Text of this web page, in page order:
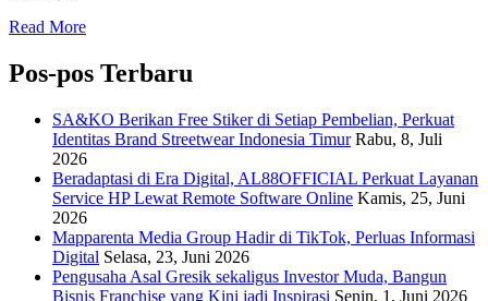
Read More
Pos-pos Terbaru
SA&KO Berikan Free Stiker di Setiap Pembelian, Perkuat
Identitas Brand Streetwear Indonesia Timur Rabu, 8, Juli
2026
Beradaptasi di Era Digital, AL88OFFICIAL Perkuat Layanan
Service HP Lewat Remote Software Online Kamis, 25, Juni
2026
Mapparenta Media Group Hadir di TikTok, Perluas Informasi
Digital Selasa, 23, Juni 2026
Pengusaha Asal Gresik sekaligus Investor Muda, Bangun
Bisnis Franchise yang Kini jadi Inspirasi Senin, 1, Juni 2026